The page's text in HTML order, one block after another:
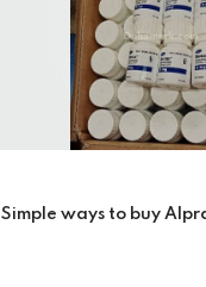
Simple ways to buy